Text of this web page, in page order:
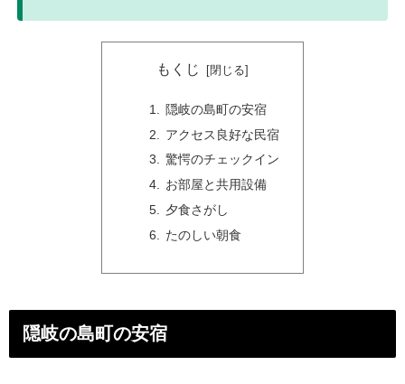
もくじ
隠岐の島町の安宿
アクセス良好な民宿
驚愕のチェックイン
お部屋と共用設備
夕食さがし
たのしい朝食
隠岐の島町の安宿